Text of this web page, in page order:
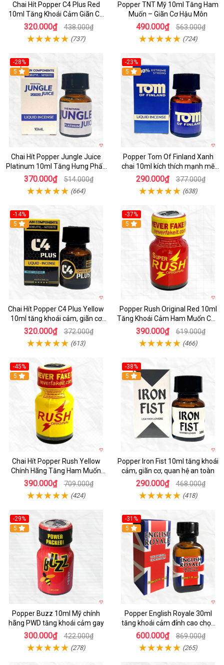
Chai Hít Popper C4 Plus Red
10ml Tăng Khoái Cảm Giãn Cơ
An Toàn
320.000₫ 438.000₫
(737)
Popper TNT Mỹ 10ml Tăng Ham
Muốn – Giãn Cơ Hậu Môn
490.000₫ 563.000₫
(724)
-28%
5
Chai Hít Popper Jungle Juice
Platinum 10ml Tăng Hưng Phấn
Quan Hệ
370.000₫ 514.000₫
(664)
-23%
5
Popper Tom Of Finland Xanh
chai 10ml kích thích mạnh mẽ
quan hệ
290.000₫ 377.000₫
(638)
-14%
5
Chai Hít Popper C4 Plus Yellow
10ml tăng khoái cảm, giãn cơ
nhanh, nhập Mỹ
320.000₫ 372.000₫
(613)
-37%
5
Popper Rush Original Red 10ml
Tăng Khoái Cảm Ham Muốn Cực
Mạnh
390.000₫ 619.000₫
(466)
-45%
5
Chai Hít Popper Rush Yellow
Chính Hãng Tăng Ham Muốn
10ml
390.000₫ 709.000₫
(424)
-38%
5
Popper Iron Fist 10ml tăng khoái
cảm, giãn cơ, quan hệ an toàn
290.000₫ 468.000₫
(418)
-29%
5
Popper Buzz 10ml Mỹ chính
hãng PWD tăng khoái cảm gay
300.000₫ 422.000₫
(278)
-31%
5
Popper English Royale 30ml
tăng khoái cảm đỉnh cao chọn
mua ngay
600.000₫ 869.000₫
(265)